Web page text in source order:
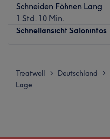
Schneiden Föhnen Lang
1 Std. 10 Min.
Schnellansicht Saloninfos
Dienstag
Treatwell > Deutschland >
Lage